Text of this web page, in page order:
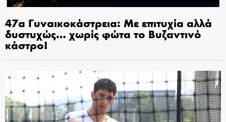
47α Γυναικοκάστρεια: Με επιτυχία αλλά
δυστυχώς… χωρίς φώτα το Βυζαντινό
κάστρο!